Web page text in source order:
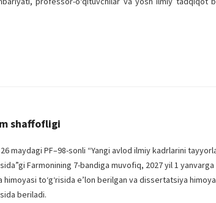
shaffofligi
maydagi PF–98-sonli “Yangi avlod ilmiy kadrlarini
Farmonining 7-bandiga muvofiq, 2027 yil 1
to‘g‘risida e’lon berilgan va dissertatsiya
beriladi.